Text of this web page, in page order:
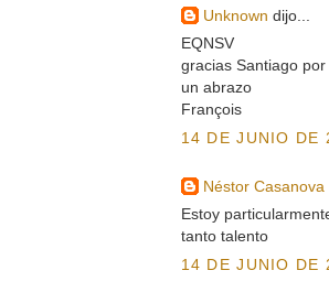
Unknown dijo...
EQNSV
gracias Santiago
un abrazo
François
14 DE JUNIO DE
Néstor Casanova
Estoy
tanto talento
14 DE JUNIO DE